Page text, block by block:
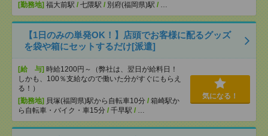
[勤務地] 福大前駅 / 七隈駅 / 別府(福岡県)駅 / …
【1日のみの単発OK！】店頭でお客様に配るグッズ
を袋や箱にセットするだけ[派遣]
[給 与] 時給1200円～（弊社は、翌日が給料日！
しかも、100％支給なので働いた分がすぐにもらえ
る！）
[勤務地] 貝塚(福岡県)駅から自転車10分 / 箱崎駅か
ら自転車・バイク・車15分 / 千早駅 / …
気になる！